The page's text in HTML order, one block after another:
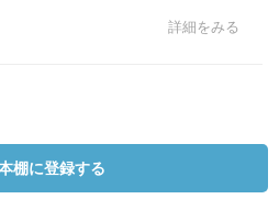
詳細をみる
棚に登録する